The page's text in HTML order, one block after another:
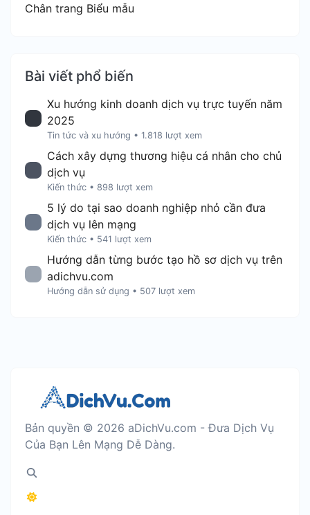
Chân trang Biểu mẫu
Bài viết phổ biến
Xu hướng kinh doanh dịch vụ trực tuyến năm
2025
Tin tức và xu hướng • 1.818 lượt xem
Cách xây dựng thương hiệu cá nhân cho chủ
dịch vụ
Kiến thức • 898 lượt xem
5 lý do tại sao doanh nghiệp nhỏ cần đưa
dịch vụ lên mạng
Kiến thức • 541 lượt xem
Hướng dẫn từng bước tạo hồ sơ dịch vụ trên
adichvu.com
Hướng dẫn sử dụng • 507 lượt xem
Bản quyền © 2026 aDichVu.com - Đưa Dịch Vụ
Của Bạn Lên Mạng Dễ Dàng.